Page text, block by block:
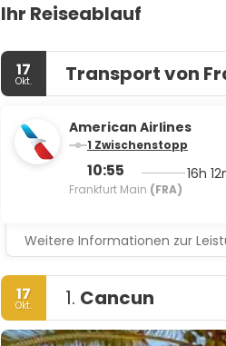
Ihr Reiseablauf
17
Okt. Transport von
American Airlines
1 Zwischenstopp
10:55
Frankfurt Main (FRA)
16h
Weitere Informationen zur
17
Okt. 1. Cancun